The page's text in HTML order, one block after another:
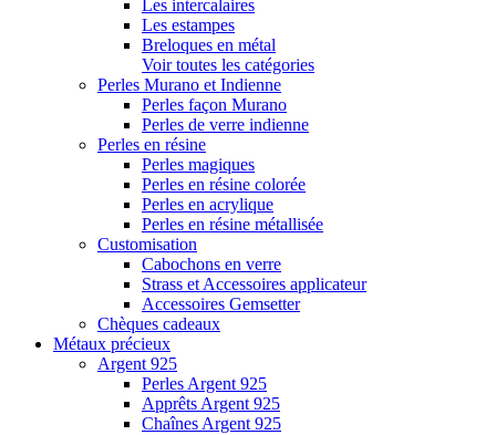
Les intercalaires
Les estampes
Breloques en métal
Voir toutes les catégories
Perles Murano et Indienne
Perles façon Murano
Perles de verre indienne
Perles en résine
Perles magiques
Perles en résine colorée
Perles en acrylique
Perles en résine métallisée
Customisation
Cabochons en verre
Strass et Accessoires applicateur
Accessoires Gemsetter
Chèques cadeaux
Métaux précieux
Argent 925
Perles Argent 925
Apprêts Argent 925
Chaînes Argent 925